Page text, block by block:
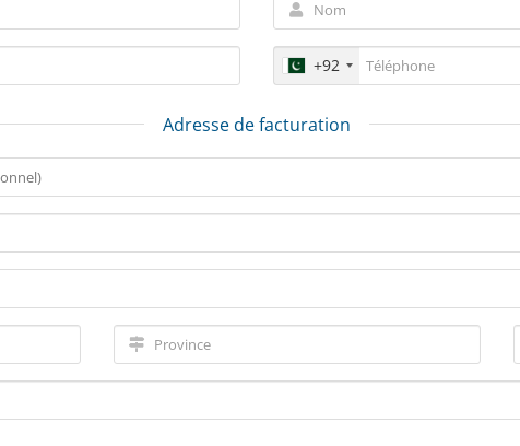
+92
Adresse de facturation